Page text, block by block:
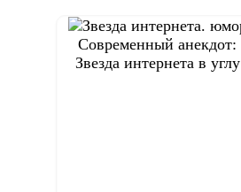
Современный анекдот:
Звезда интернета в углу